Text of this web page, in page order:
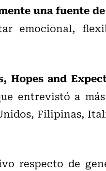
una fuente
emocional,
Hopes and
entrevistó a
Filipinas,
respecto de